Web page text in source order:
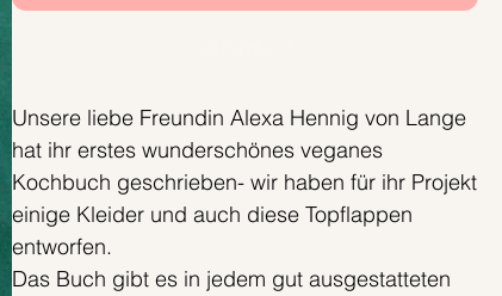
Unsere liebe Freundin Alexa Hennig von Lange
hat ihr erstes wunderschönes veganes
Kochbuch geschrieben- wir haben für ihr Projekt
einige Kleider und auch diese Topflappen
entworfen.
Das Buch gibt es in jedem gut ausgestatteten